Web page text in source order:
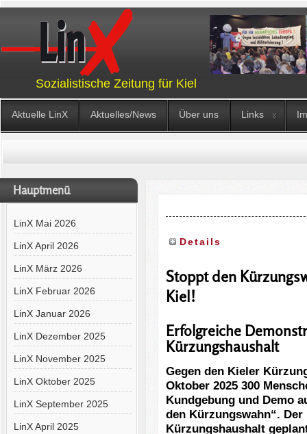
Sozialistische Zeitung für Kiel
Aktuelle LinX Aktuelles/News Über uns Links
Hauptmenü
LinX Mai 2026
LinX April 2026
LinX März 2026
LinX Februar 2026
LinX Januar 2026
LinX Dezember 2025
LinX November 2025
LinX Oktober 2025
LinX September 2025
LinX April 2025
Details
Stoppt den
Kiel!
Erfolgreiche
Kürzungshaushalt
Gegen den Kieler
Oktober 2025 300
Kundgebung und Demo
den Kürzungswahn“.
Kürzungshaushalt